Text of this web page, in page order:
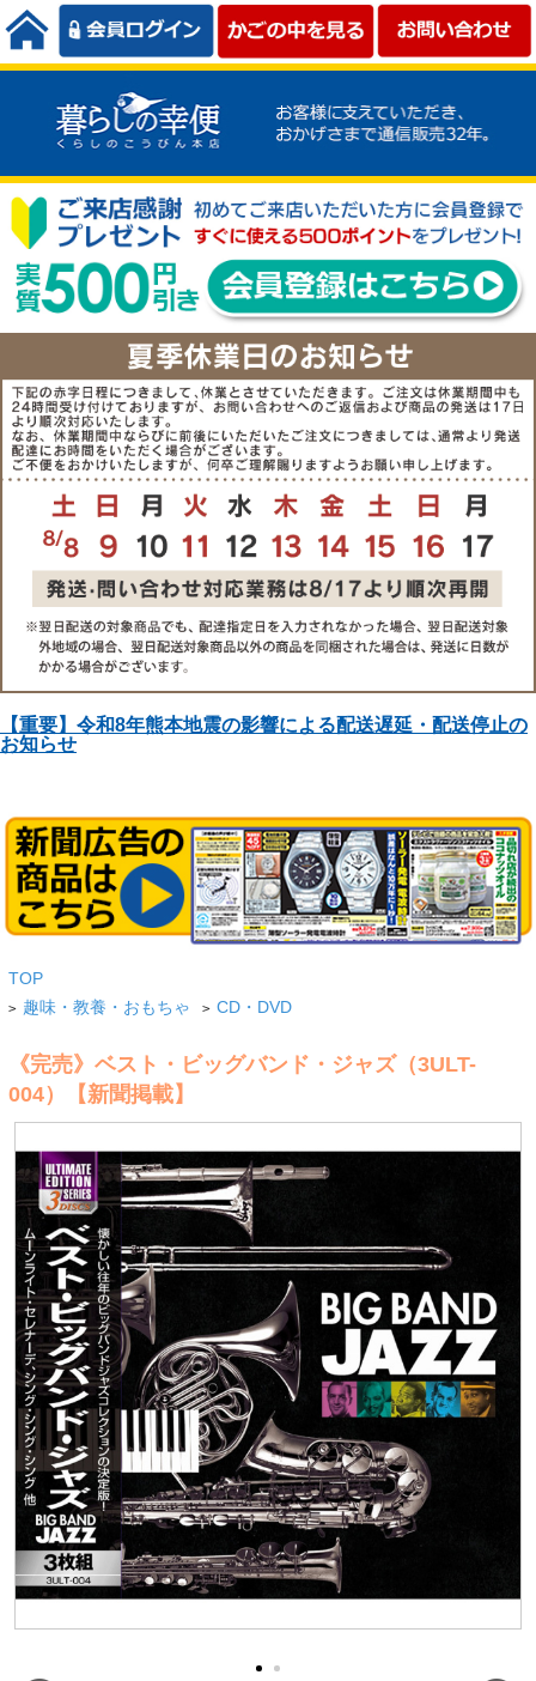
【重要】令和8年熊本地震の影響による配送遅延・配送停止の
お知らせ
TOP
> 趣味・教養・おもちゃ > CD・DVD
《完売》ベスト・ビッグバンド・ジャズ（3ULT-
004）【新聞掲載】